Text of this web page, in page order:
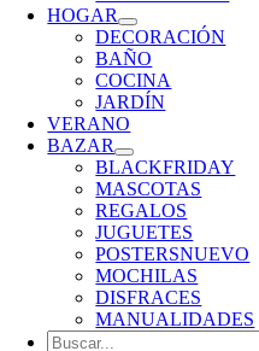
HOGAR
DECORACIÓN
BAÑO
COCINA
JARDÍN
VERANO
BAZAR
BLACKFRIDAY
MASCOTAS
REGALOS
JUGUETES
POSTERSNUEVO
MOCHILAS
DISFRACES
MANUALIDADES
Buscar: